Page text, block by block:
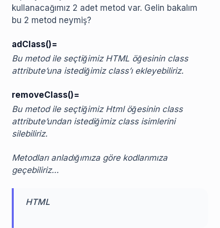
kullanacağımız 2 adet metod var. Gelin bakalım
bu 2 metod neymiş?
adClass()=
Bu metod ile seçtiğimiz HTML öğesinin class
attribute’una istediğimiz class’ı ekleyebiliriz.
removeClass()=
Bu metod ile seçtiğimiz Html öğesinin class
attribute’undan istediğimiz class isimlerini
silebiliriz.
Metodları anladığımıza göre kodlarımıza
geçebiliriz…
HTML